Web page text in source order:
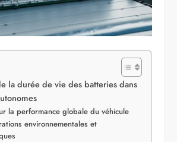
la durée de vie des batteries dans
la performance globale du véhicule
environnementales et